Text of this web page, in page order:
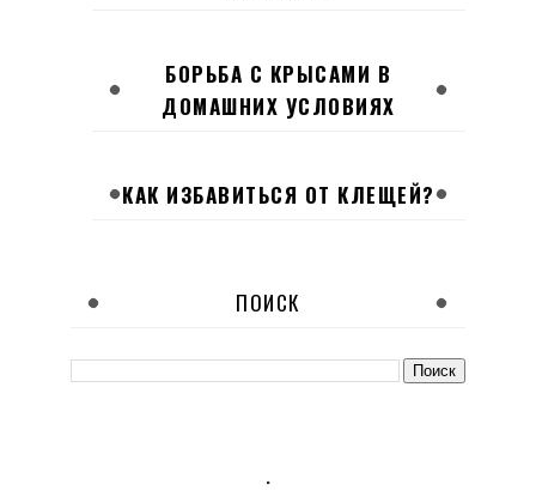
БОРЬБА С КРЫСАМИ В
ДОМАШНИХ УСЛОВИЯХ
КАК ИЗБАВИТЬСЯ ОТ КЛЕЩЕЙ?
ПОИСК
.